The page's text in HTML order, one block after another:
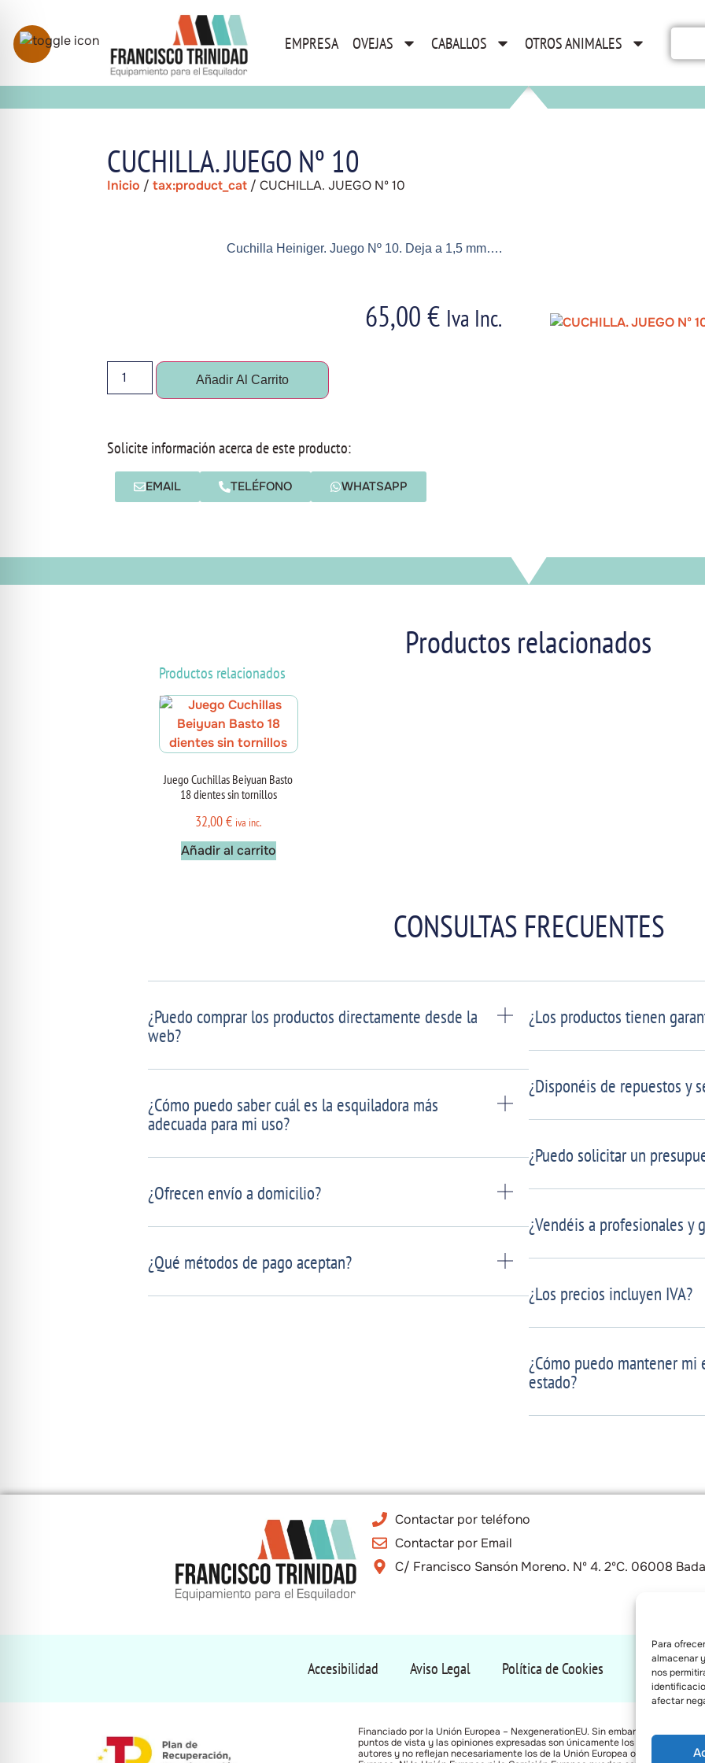
Para
almacenar
nos
afectar
EMPRESA OVEJAS CABALLOS OTROS ANIMALES
CUCHILLA. JUEGO Nº 10
Inicio /tax:product_cat / CUCHILLA. JUEGO Nº 10
Cuchilla Heiniger. Juego Nº 10. Deja a 1,5 mm….
65,00€ Iva Inc.
Añadir Al Carrito
Solicite información acerca de este producto:
EMAIL TELÉFONO WHATSAPP
Productos relacionados
Productos relacionados
Juego Cuchillas Beiyuan Basto
18 dientes sin tornillos
32,00€ iva inc.
Añadir al carrito
CONSULTAS FRECUENTES
¿Puedo comprar los productos directamente desde la
web?
¿Cómo puedo saber cuál es la esquiladora más
adecuada para mi uso?
¿Ofrecen envío a domicilio?
¿Qué métodos de pago aceptan?
¿Los productos tienen
¿Disponéis de repuestos y
¿Puedo solicitar un
¿Vendéis a profesionales y
¿Los precios incluyen IVA?
¿Cómo puedo mantener
estado?
Contactar por teléfono
Contactar por Email
C/ Francisco Sansón Moreno. Nº 4. 2ºC. 06008
Accesibilidad Aviso Legal Política de Cookies Política de
Financiado por la Unión Europea – NexgenerationEU. Sin embargo, los
puntos de vista y las opiniones expresadas son únicamente los del autor o
autores y no reflejan necesariamente los de la Unión Europea o la Comisión